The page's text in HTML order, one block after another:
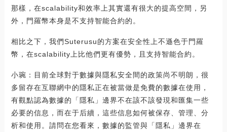
那樣，在scalability和效率上其實還有很大的提高空間，另
外，門羅幣本身是不支持智能合約的。
相比之下，我們Suterusu的方案在安全性上不遜色于門羅
幣，在scalability上比他們更有優勢，且支持智能合約。
小琬：目前全球對于數據與隱私安全間的政策尚不明朗，很
多留存在互聯網中的隱私正在被當做是免費的數據在使用，
有觀點認為數據的「隱私」邊界不在該不該發現和匯集一些
必要的信息，而在于后續，這些信息如何被保存、管理、分
析和使用。請問在您看來，數據的監管與「隱私」邊界在